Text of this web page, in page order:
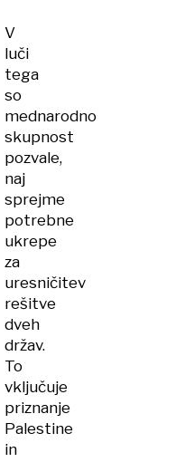
V
luči
tega
so
mednarodno
skupnost
pozvale,
naj
sprejme
potrebne
ukrepe
za
uresničitev
rešitve
dveh
držav.
To
vključuje
priznanje
Palestine
in